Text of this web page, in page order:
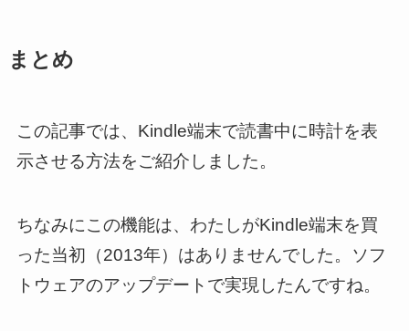
まとめ
この記事では、Kindle端末で読書中に時計を表
示させる方法をご紹介しました。
ちなみにこの機能は、わたしがKindle端末を買
った当初（2013年）はありませんでした。ソフ
トウェアのアップデートで実現したんですね。